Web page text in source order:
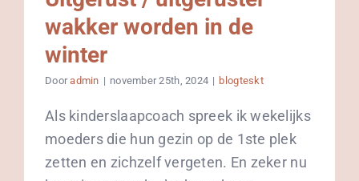
wakker worden in de
winter
Dooradmin | november 25th, 2024 | blogteskt
Als kinderslaapcoach spreek ik wekelijks
moeders die hun gezin op de 1ste plek
zetten en zichzelf vergeten. En zeker nu